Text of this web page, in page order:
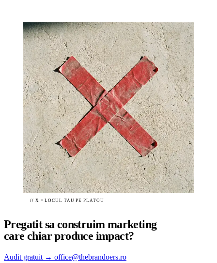
// X = LOCUL TAU PE PLATOU
Pregatit sa construim marketing
care chiar produce impact?
Audit gratuit → office@thebrandoers.ro